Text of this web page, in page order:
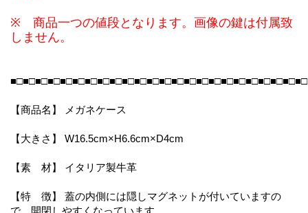
※ 商品一つの値段となります。画像の鍵は付属致
しません。
【商品名】 メガネケース
【大きさ】 W16.5cm×H6.6cm×D4cm
【素 材】 イタリア製牛革
【特 徴】 蓋の内側には隠しマグネットが付いていますの
で、開閉しやすくなっています。